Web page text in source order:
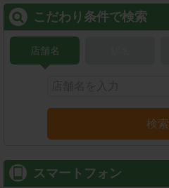
こだわり条件で検索
店舗名
検索
スマートフォン